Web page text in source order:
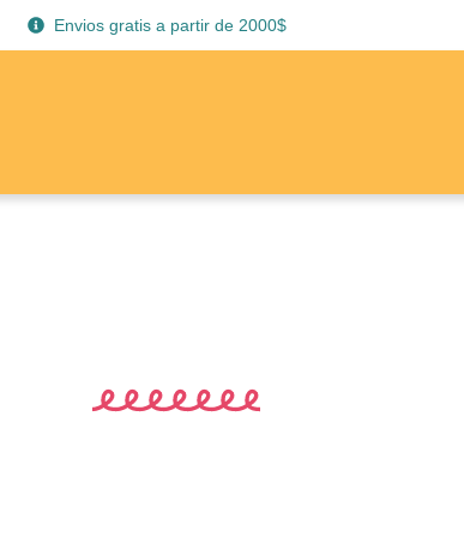
Envios gratis a partir de 2000$